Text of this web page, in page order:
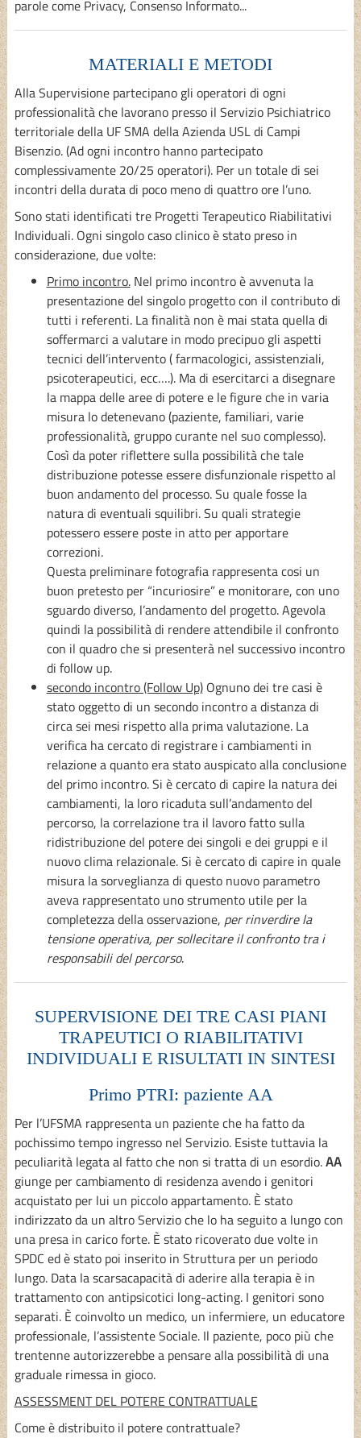
parole come Privacy, Consenso Informato...
MATERIALI E METODI
Alla Supervisione partecipano gli operatori di ogni
professionalità che lavorano presso il Servizio Psichiatrico
territoriale della UF SMA della Azienda USL di Campi
Bisenzio. (Ad ogni incontro hanno partecipato
complessivamente 20/25 operatori). Per un totale di sei
incontri della durata di poco meno di quattro ore l’uno.
Sono stati identificati tre Progetti Terapeutico Riabilitativi
Individuali. Ogni singolo caso clinico è stato preso in
considerazione, due volte:
Primo incontro.Nel primo incontro è avvenuta la
presentazione del singolo progetto con il contributo di
tutti i referenti. La finalità non è mai stata quella di
soffermarci a valutare in modo precipuo gli aspetti
tecnici dell’intervento ( farmacologici, assistenziali,
psicoterapeutici, ecc….). Ma di esercitarci a disegnare
la mappa delle aree di potere e le figure che in varia
misura lo detenevano (paziente, familiari, varie
professionalità, gruppo curante nel suo complesso).
Così da poter riflettere sulla possibilità che tale
distribuzione potesse essere disfunzionale rispetto al
buon andamento del processo. Su quale fosse la
natura di eventuali squilibri. Su quali strategie
potessero essere poste in atto per apportare
correzioni.
Questa preliminare fotografia rappresenta cosi un
buon pretesto per “incuriosire” e monitorare, con uno
sguardo diverso, l’andamento del progetto. Agevola
quindi la possibilità di rendere attendibile il confronto
con il quadro che si presenterà nel successivo incontro
di follow up.
secondo incontro (Follow Up)Ognuno dei tre casi è
stato oggetto di un secondo incontro a distanza di
circa sei mesi rispetto alla prima valutazione. La
verifica ha cercato di registrare i cambiamenti in
relazione a quanto era stato auspicato alla conclusione
del primo incontro. Si è cercato di capire la natura dei
cambiamenti, la loro ricaduta sull’andamento del
percorso, la correlazione tra il lavoro fatto sulla
ridistribuzione del potere dei singoli e dei gruppi e il
nuovo clima relazionale. Si è cercato di capire in quale
misura la sorveglianza di questo nuovo parametro
aveva rappresentato uno strumento utile per la
completezza della osservazione, per rinverdire la
tensione operativa, per sollecitare il confronto tra i
responsabili del percorso.
SUPERVISIONE DEI TRE CASI PIANI
TRAPEUTICI O RIABILITATIVI
INDIVIDUALI E RISULTATI IN SINTESI
Primo PTRI: paziente AA
Per l’UFSMA rappresenta un paziente che ha fatto da
pochissimo tempo ingresso nel Servizio. Esiste tuttavia la
peculiarità legata al fatto che non si tratta di un esordio.AA
giunge per cambiamento di residenza avendo i genitori
acquistato per lui un piccolo appartamento. È stato
indirizzato da un altro Servizio che lo ha seguito a lungo con
una presa in carico forte. È stato ricoverato due volte in
SPDC ed è stato poi inserito in Struttura per un periodo
lungo. Data la scarsacapacità di aderire alla terapia è in
trattamento con antipsicotici long-acting. I genitori sono
separati. È coinvolto un medico, un infermiere, un educatore
professionale, l’assistente Sociale. Il paziente, poco più che
trentenne autorizzerebbe a pensare alla possibilità di una
graduale rimessa in gioco.
ASSESSMENT DEL POTERE CONTRATTUALE
Come è distribuito il potere contrattuale?